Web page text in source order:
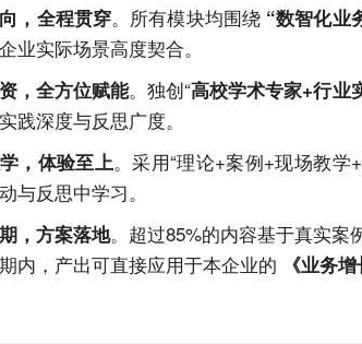
，全程贯穿。所有模块均围绕 “数智化业
业实际场景高度契合。
，全方位赋能。独创“高校学术专家+行业
践深度与反思广度。
，体验至上。采用“理论+案例+现场教
与反思中学习。
，方案落地。超过85%的内容基于真实案
内，产出可直接应用于本企业的
《业务